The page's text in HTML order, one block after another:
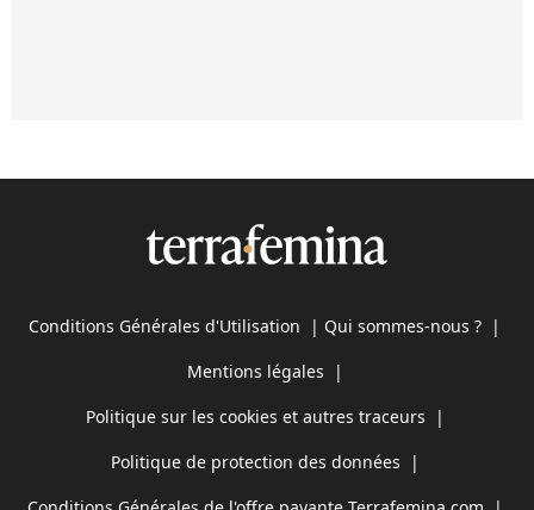
Conditions Générales d'Utilisation | Qui sommes-nous ? |
Mentions légales |
Politique sur les cookies et autres traceurs |
Politique de protection des données |